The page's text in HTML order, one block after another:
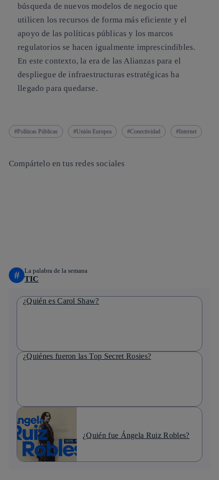
búsqueda de nuevos modelos de negocio que
utilicen los recursos de forma más eficiente y el
apoyo de las políticas públicas y los marcos
regulatorios se hacen igualmente imprescindibles.
En este contexto, la era de las Alianzas para el
despliegue de infraestructuras estratégicas ha
llegado para quedarse.
Políticas Públicas Unión Europea Conectividad Internet
Compártelo en tus redes sociales
# La palabra de la semana
TIC
¿Quién es Carol Shaw?
¿Quiénes fueron las Top Secret Rosies?
¿Quién fue Ángela Ruiz Robles?